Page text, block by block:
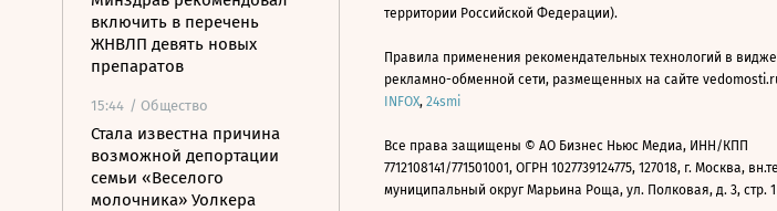
включить в перечень
ЖНВЛП девять новых
препаратов
15:44 / Общество
Стала известна причина
возможной депортации
семьи «Веселого
молочника» Уолкера
территории Российской Федерации).
Правила применения рекомендательных технологий в
рекламно-обменной сети, размещенных на сайте
INFOX, 24smi
Все права защищены © АО Бизнес Ньюс Медиа, ИНН/КПП
7712108141/771501001, ОГРН 1027739124775, 127018, г. Москва,
муниципальный округ Марьина Роща, ул. Полковая, д. 3, стр. 1